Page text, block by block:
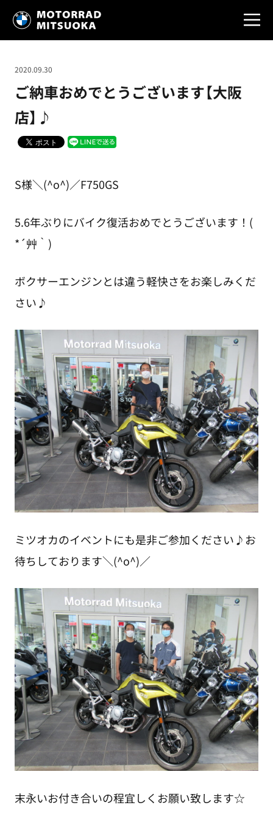
ご納車おめでとうございます【大阪
店】♪
2020.09.30
S様＼(^o^)／F750GS
5.6年ぶりにバイク復活おめでとうございます！(
*´艸｀)
ボクサーエンジンとは違う軽快さをお楽しみくだ
さい♪
ミツオカのイベントにも是非ご参加ください♪お
待ちしております＼(^o^)／
末永いお付き合いの程宜しくお願い致します☆